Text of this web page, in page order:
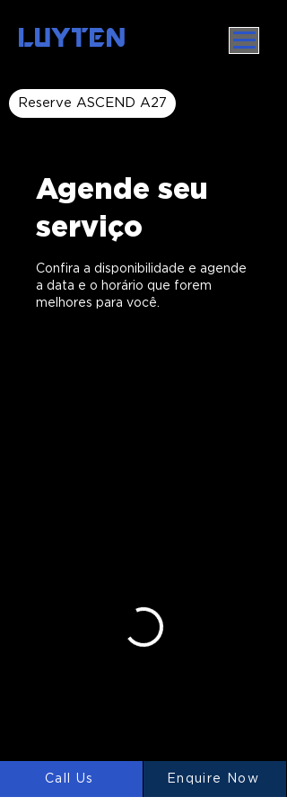
LUYTEN
Reserve ASCEND A27
Agende seu
serviço
Confira a disponibilidade e agende
a data e o horário que forem
melhores para você.
Call Us Enquire Now